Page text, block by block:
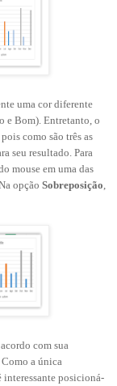
uma cor diferente
e Bom). Entretanto, o
como são três as
seu resultado. Para
mouse em uma das
Na opção Sobreposição
com sua
Como a única
posicioná-